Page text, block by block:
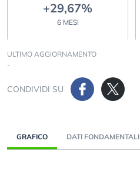
+29,67%
6 MESI
ULTIMO AGGIORNAMENTO
-
CONDIVIDI SU
GRAFICO DATI FONDAMENTALI